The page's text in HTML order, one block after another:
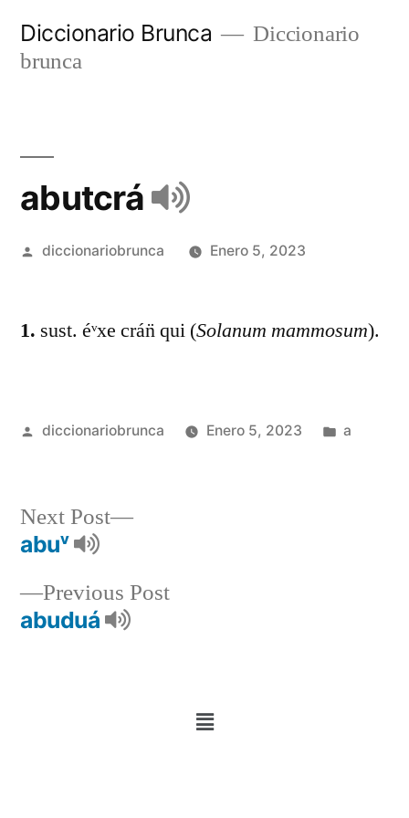
Diccionario Brunca
Diccionario
brunca
abutcrá
diccionariobrunca Enero 5, 2023
1. sust. éᵛxe crán̈ qui (Solanum mammosum).
diccionariobrunca Enero 5, 2023 a
Previous Post
abuduá
Next Post
abuᵛ